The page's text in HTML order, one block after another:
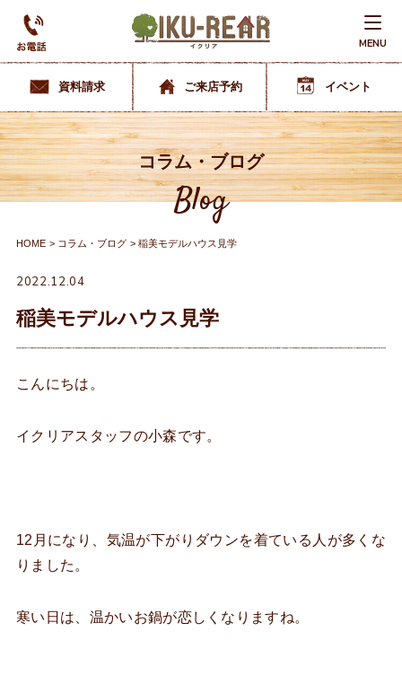
MENU
資料請求 ご来店予約 イベント
コラム・ブログ
Blog
HOME コラム・ブログ 稲美モデルハウス見学
2022.12.04
稲美モデルハウス見学
こんにちは。
イクリアスタッフの小森です。
12月になり、気温が下がりダウンを着ている人が多くな
りました。
寒い日は、温かいお鍋が恋しくなりますね。